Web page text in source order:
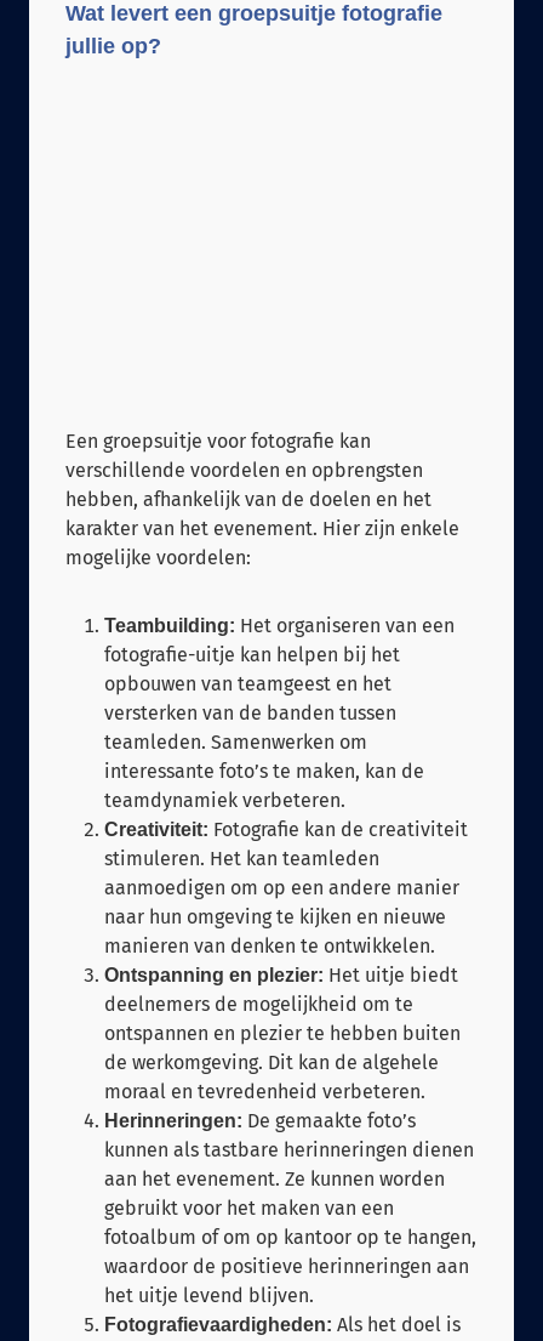
Wat levert een groepsuitje fotografie
jullie op?
Een groepsuitje voor fotografie kan
verschillende voordelen en opbrengsten
hebben, afhankelijk van de doelen en het
karakter van het evenement. Hier zijn enkele
mogelijke voordelen:
Teambuilding: Het organiseren van een
fotografie-uitje kan helpen bij het
opbouwen van teamgeest en het
versterken van de banden tussen
teamleden. Samenwerken om
interessante foto’s te maken, kan de
teamdynamiek verbeteren.
Creativiteit: Fotografie kan de creativiteit
stimuleren. Het kan teamleden
aanmoedigen om op een andere manier
naar hun omgeving te kijken en nieuwe
manieren van denken te ontwikkelen.
Ontspanning en plezier: Het uitje biedt
deelnemers de mogelijkheid om te
ontspannen en plezier te hebben buiten
de werkomgeving. Dit kan de algehele
moraal en tevredenheid verbeteren.
Herinneringen: De gemaakte foto’s
kunnen als tastbare herinneringen dienen
aan het evenement. Ze kunnen worden
gebruikt voor het maken van een
fotoalbum of om op kantoor op te hangen,
waardoor de positieve herinneringen aan
het uitje levend blijven.
Fotografievaardigheden: Als het doel is